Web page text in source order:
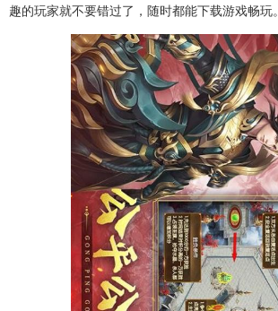
趣的玩家就不要错过了，随时都能下载游戏畅玩。